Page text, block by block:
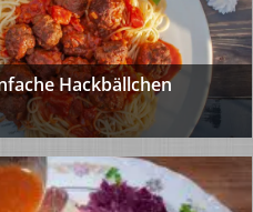
Hackbällchen